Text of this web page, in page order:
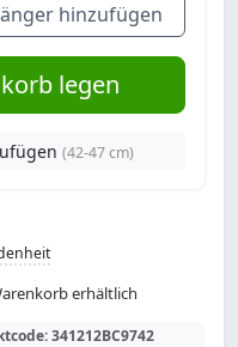
erhältlich
341212BC9742
hinzufügen
legen
(42-47 cm)